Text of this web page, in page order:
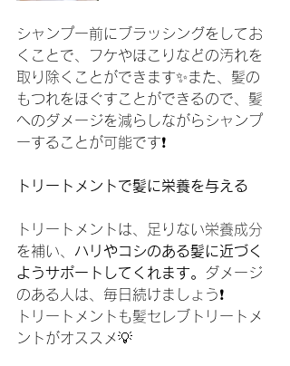
シャンプー前にブラッシングをしてお
くことで、フケやほこりなどの汚れを
取り除くことができます✨また、髪の
もつれをほぐすことができるので、髪
へのダメージを減らしながらシャンプ
ーすることが可能です❗️
トリートメントで髪に栄養を与える
トリートメントは、足りない栄養成分
を補い、 ハリやコシのある髪に近づく
ようサポートしてくれます。
ダメージ
のある人は、毎日続けましょう❗️
トリートメントも髪セレブトリートメ
ントがオススメ💡